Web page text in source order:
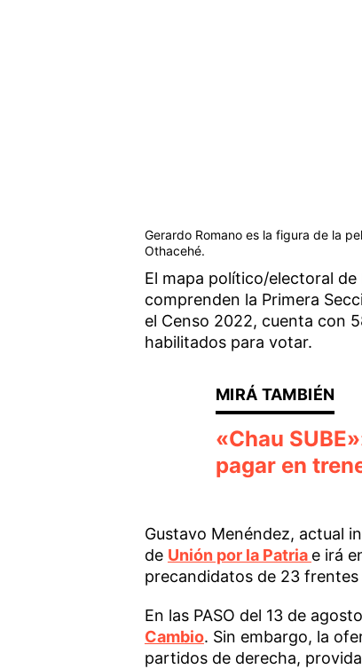
Gerardo Romano es la figura de la
Othacehé.
El mapa político/electoral
comprenden la Primera
el Censo 2022, cuenta con
habilitados para votar.
«Chau
pagar en
Gustavo Menéndez, actual
de Unión por la Patria e irá
precandidatos de 23
En las PASO del 13 de
Cambio. Sin embargo, la
partidos de derecha,